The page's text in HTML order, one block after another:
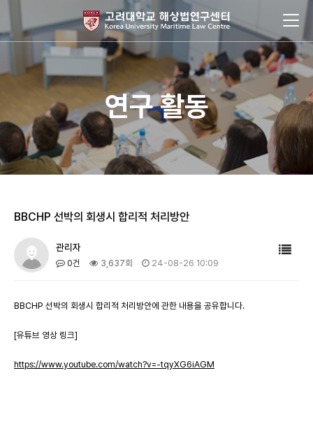
연구 활동
BBCHP 선박의 회생시 합리적 처리방안
관리자
0건 3,637회 24-08-26 10:09
BBCHP 선박의 회생시 합리적 처리방안에 관한 내용을 공유합니다.
[유튜브 영상 링크]
https://www.youtube.com/watch?v=-tqyXG6iAGM